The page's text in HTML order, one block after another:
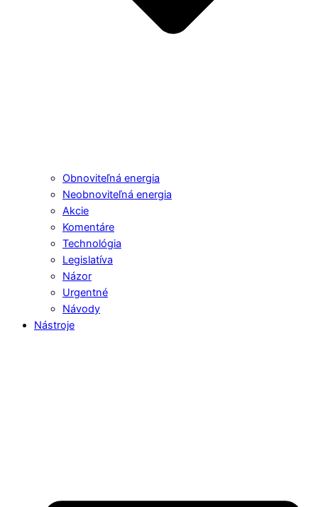
Obnoviteľná energia
Neobnoviteľná energia
Akcie
Komentáre
Technológia
Legislatíva
Názor
Urgentné
Návody
Nástroje